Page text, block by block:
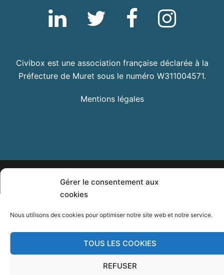
Gérer le consentement aux
cookies
Nous utilisons des cookies pour optimiser notre site web et notre service.
TOUS LES COOKIES
REFUSER
Linkedin Twitter Fb Instagram
Civibox est une association française déclarée à la
Préfecture de Muret sous le numéro W311004571.
Mentions légales
© 2026 Civibox. Fièrement propulsé par